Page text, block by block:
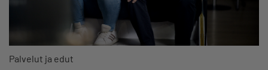
Palvelut ja edut